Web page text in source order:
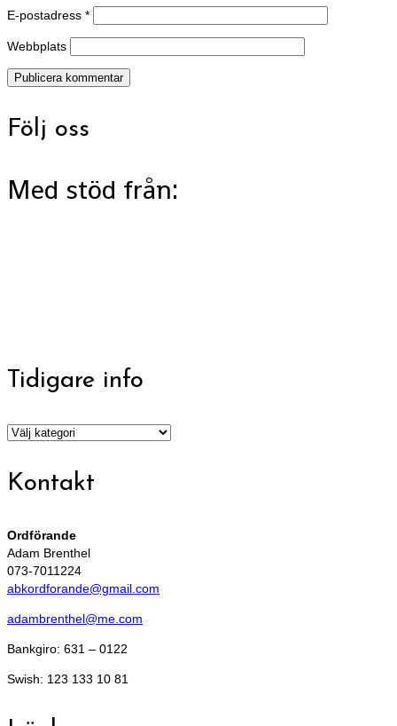
E-postadress *
Webbplats
Följ oss
Med stöd från:
Tidigare info
Tidigare
Kontakt
Ordförande
Adam Brenthel
073-7011224
abkordforande@gmail.com
adambrenthel@me.com
Bankgiro: 631 – 0122
Swish: 123 133 10 81